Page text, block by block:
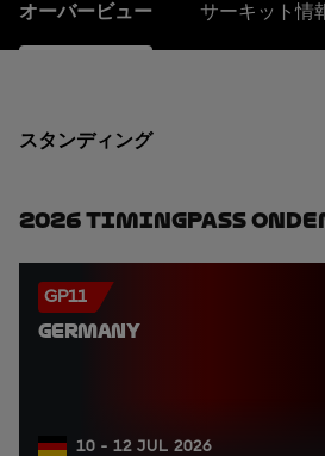
オーバービュー サーキット情
スタンディング
2026 TimingPass
GP11
GERMANY
10 - 12 JUL 2026